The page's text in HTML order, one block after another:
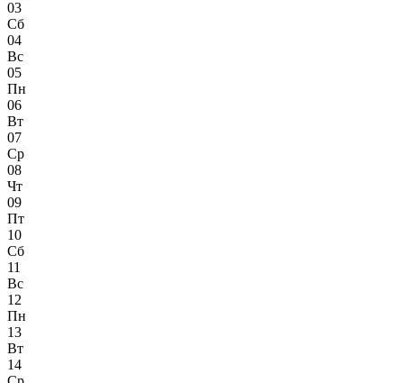
03
Сб
04
Вс
05
Пн
06
Вт
07
Ср
08
Чт
09
Пт
10
Сб
11
Вс
12
Пн
13
Вт
14